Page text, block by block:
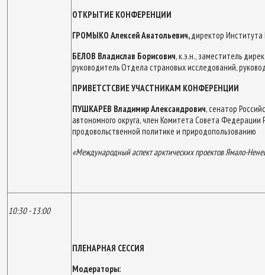
ОТКРЫТИЕ КОНФЕРЕНЦИИ
ГРОМЫКО Алексей Анатольевич, директор Института
БЕЛОВ Владислав Борисович, к.э.н., заместитель
руководитель Отдела страновых исследований,
ПРИВЕТСТСВИЕ УЧАСТНИКАМ КОНФЕРЕНЦИИ
ПУШКАРЕВ Владимир Александрович, сенатор
автономного округа, член Комитета Совета
продовольственной политике и природопользованию
«Международный аспект арктических проектовЯмало-
10:30 - 13:00
ПЛЕНАРНАЯ СЕССИЯ
Модераторы: